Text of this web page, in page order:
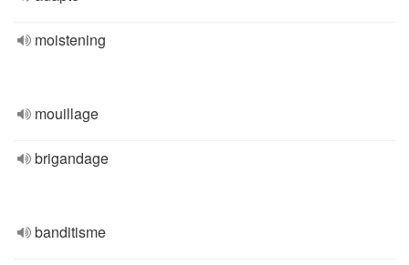
moistening
mouillage
brigandage
banditisme